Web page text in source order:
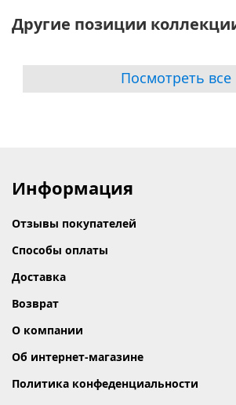
Другие позиции
Посмотреть все
Информация
Отзывы покупателей
Способы оплаты
Доставка
Возврат
О компании
Об интернет-магазине
Политика конфеденциальности